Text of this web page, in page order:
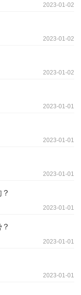
2023-01-02
2023-01-02
2023-01-02
2023-01-01
2023-01-01
2023-01-01
2023-01-01
2023-01-01
2023-01-01